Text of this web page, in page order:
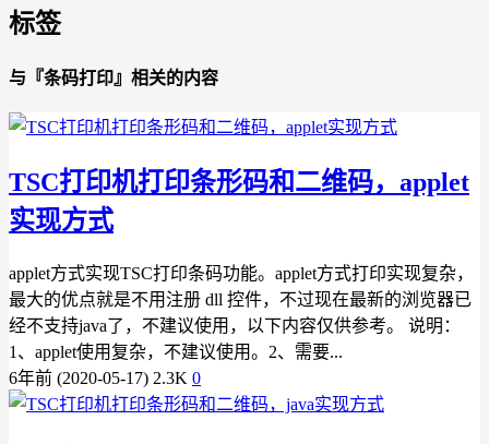
标签
与『条码打印』相关的内容
TSC打印机打印条形码和二维码，applet
实现方式
applet方式实现TSC打印条码功能。applet方式打印实现复杂，
最大的优点就是不用注册 dll 控件，不过现在最新的浏览器已
经不支持java了，不建议使用，以下内容仅供参考。 说明：
1、applet使用复杂，不建议使用。2、需要...
6年前 (2020-05-17) 2.3K 0